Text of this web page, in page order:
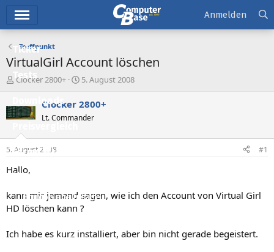
Ticker
Tests
Downloads
Forum
Aktuelles
Empfohlene Inhalte
Neueste Aktivitäten
Anmelden
Treffpunkt
VirtualGirl Account löschen
E
t
e
l
e
r
Clocker 2800+
E
s
e
t
5. August 2008
Clocker 2800+
Lt. Commander
5. August 2008 #1
Hallo,
kann mir jemand sagen, wie ich den Account von Virtual Girl
HD löschen kann ?
Ich habe es kurz installiert, aber bin nicht gerade begeistert.